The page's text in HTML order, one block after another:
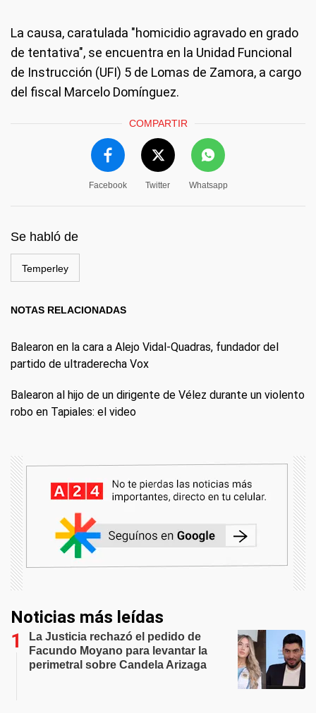
La causa, caratulada "homicidio agravado en grado
de tentativa", se encuentra en la Unidad Funcional
de Instrucción (UFI) 5 de Lomas de Zamora, a cargo
del fiscal Marcelo Domínguez.
COMPARTIR
Facebook Twitter Whatsapp
Se habló de
Temperley
NOTAS RELACIONADAS
Balearon en la cara a Alejo Vidal-Quadras, fundador del
partido de ultraderecha Vox
Balearon al hijo de un dirigente de Vélez durante un violento
robo en Tapiales: el video
Noticias más leídas
La Justicia rechazó el pedido de
Facundo Moyano para levantar la
perimetral sobre Candela Arizaga